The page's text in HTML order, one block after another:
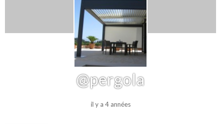
@pergola
il y a 4 années